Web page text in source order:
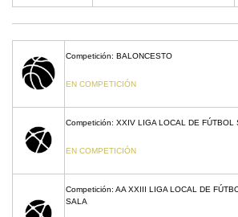
Competición: BALONCESTO
EN COMPETICIÓN
Competición: XXIV LIGA LOCAL DE FÚTBOL
EN COMPETICIÓN
Competición: AA XXIII LIGA LOCAL DE
SALA